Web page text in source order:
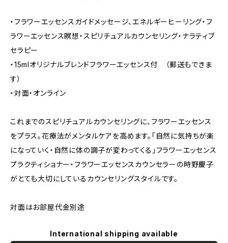
・フラワーエッセンスガイドメッセージ、エネルギーヒーリング・フ
ラワーエッセンス瞑想・スピリチュアルカウンセリング・ナラティブ
セラピー
・15mlオリジナルブレンドフラワーエッセンス付 （郵送もできま
す）
・対面・オンライン
これまでのスピリチュアルカウンセリングに、フラワーエッセンス
をプラス。花療法がメンタルケアを高めます。「自然に気持ちが楽
になっていく・自然に体の調子が変わってくる」フラワーエッセンス
プラクティショナー・フラワーエッセンスカウンセラーの時野慶子
がとても大切にしているカウンセリングスタイルです。
対面はお部屋代金別途
International shipping available